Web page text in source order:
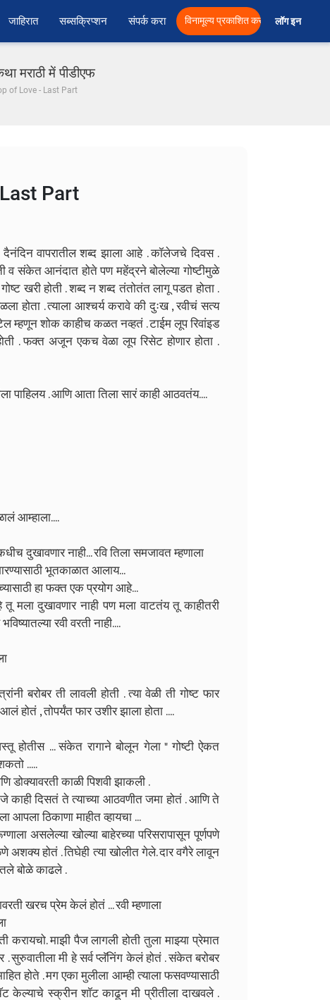
जाहिरात सब्सक्रिप्शन संपर्क करा विनामूल्य प्रकाशित करा लॉग इन
मराठी में पीडीएफ
of Love - Last Part
Part
वापरातील शब्द झाला आहे . कॉलेजचे दिवस .
व संकेत आनंदात होते पण महेंद्रने बोलेल्या गोष्टीमुळे
खरी होती . शब्द न शब्द तंतोतंत लागू पडत होता .
होता . त्याला आश्चर्य करावे की दुःख , रवीचं सत्य
म्हणून शोक काहीच कळत नव्हतं . टाईम लूप रिवांइड
. फक्त अजून एकच वेळा लूप रिसेट होणार होता .
पाहिलय . आणि आता तिला सारं काही आठवतंय....
आम्हाला....
दुखावणार नाही... रवि तिला समजावत म्हणाला
भूतकाळात आलाय...
हा फक्त एक प्रयोग आहे...
मला दुखावणार नाही पण मला वाटतंय तू काहीतरी
रवी वरती नाही....
बरोबर ती लावली होती . त्या वेळी ती गोष्ट फार
होतं , तोपर्यंत फार उशीर झाला होता ....
होतीस ... संकेत रागाने बोलून गेला " गोष्टी ऐकत
.....
डोक्यावरती काळी पिशवी झाकली .
काही दिसतं ते त्याच्या आठवणीत जमा होतं . आणि ते
आपला ठिकाणा माहीत व्हायचा ...
असलेल्या खोल्या बाहेरच्या परिसरापासून पूर्णपणे
होतं . तिघेही त्या खोलीत गेले. दार वगैरे लावून
बोळे काढले .
खरच प्रेम केलं होतं ... रवी म्हणाला
करायचो. माझी पैज लागली होती तुला माझ्या प्रेमात
मी हे सर्व प्लॅनिंग केलं होतं . संकेत बरोबर
होते . मग एका मुलीला आम्ही त्याला फसवण्यासाठी
स्क्रीन शॉट काढून मी प्रीतीला दाखवले .